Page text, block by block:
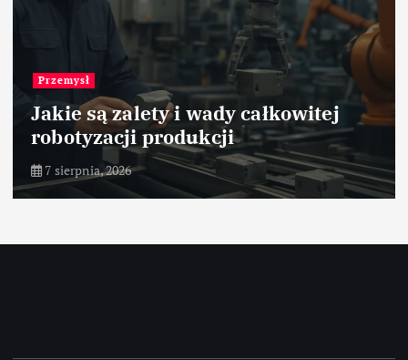
Przemysł papierniczy
Optymalizacja obsługi
magazynowej papieru
7 sierpnia, 2026